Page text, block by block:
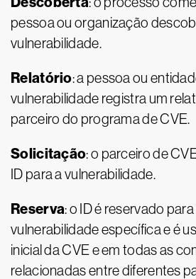
pessoa ou organização
vulnerabilidade.
Relatório: a pessoa ou
vulnerabilidade registra um
parceiro do programa de CVE.
Solicitação: o parceiro de
ID para a vulnerabilidade.
Reserva: o ID é reservado
vulnerabilidade específica e é
inicial da CVE e em todas as
relacionadas entre diferentes